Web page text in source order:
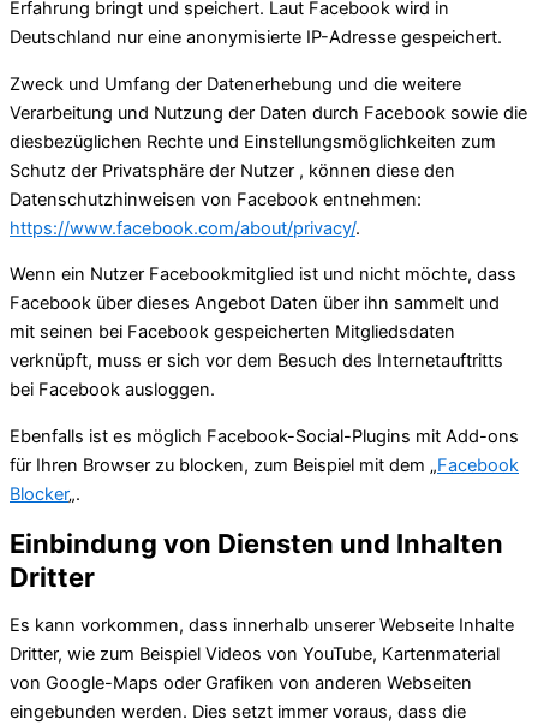
Erfahrung bringt und speichert. Laut Facebook wird in
Deutschland nur eine anonymisierte IP-Adresse gespeichert.
Zweck und Umfang der Datenerhebung und die weitere
Verarbeitung und Nutzung der Daten durch Facebook sowie die
diesbezüglichen Rechte und Einstellungsmöglichkeiten zum
Schutz der Privatsphäre der Nutzer , können diese den
Datenschutzhinweisen von Facebook entnehmen:
https://www.facebook.com/about/privacy/.
Wenn ein Nutzer Facebookmitglied ist und nicht möchte, dass
Facebook über dieses Angebot Daten über ihn sammelt und
mit seinen bei Facebook gespeicherten Mitgliedsdaten
verknüpft, muss er sich vor dem Besuch des Internetauftritts
bei Facebook ausloggen.
Ebenfalls ist es möglich Facebook-Social-Plugins mit Add-ons
für Ihren Browser zu blocken, zum Beispiel mit dem „Facebook
Blocker„.
Einbindung von Diensten und Inhalten
Dritter
Es kann vorkommen, dass innerhalb unserer Webseite Inhalte
Dritter, wie zum Beispiel Videos von YouTube, Kartenmaterial
von Google-Maps oder Grafiken von anderen Webseiten
eingebunden werden. Dies setzt immer voraus, dass die